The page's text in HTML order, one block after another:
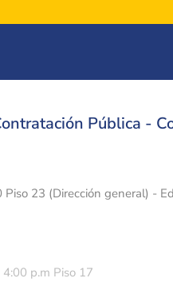
Pública -
23 (Dirección general) -
p.m Piso 17